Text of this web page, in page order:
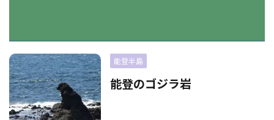
能登半島
能登のゴジラ岩